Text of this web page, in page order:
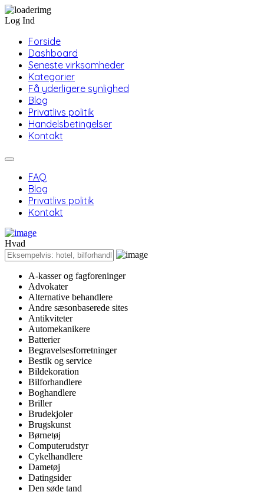
Log Ind
Forside
Dashboard
Seneste virksomheder
Kategorier
Få yderligere synlighed
Blog
Privatlivs politik
Handelsbetingelser
Kontakt
FAQ
Blog
Privatlivs politik
Kontakt
Hvad
A-kasser og fagforeninger
Advokater
Alternative behandlere
Andre sæsonbaserede sites
Antikviteter
Automekanikere
Batterier
Begravelsesforretninger
Bestik og service
Bildekoration
Bilforhandlere
Boghandlere
Briller
Brudekjoler
Brugskunst
Børnetøj
Computerudstyr
Cykelhandlere
Dametøj
Datingsider
Den søde tand